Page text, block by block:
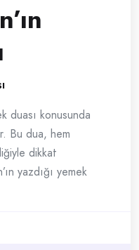
duası konusunda
Bu dua, hem
dikkat
yazdığı yemek